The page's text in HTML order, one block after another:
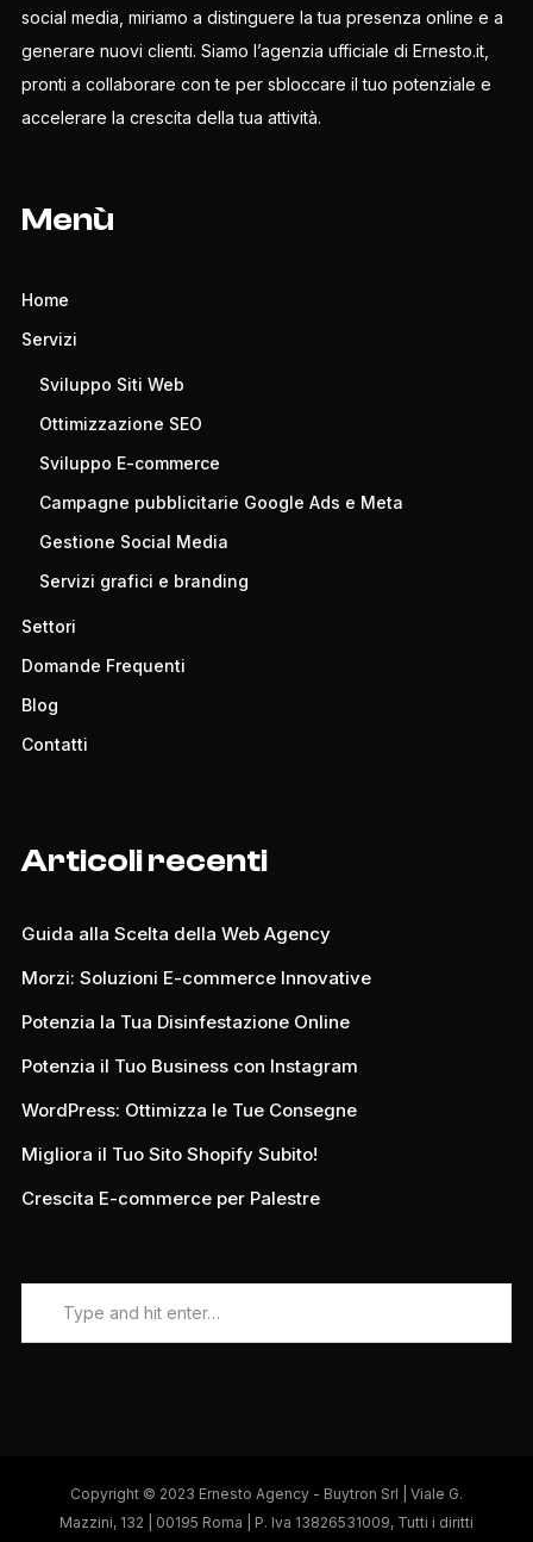
social media, miriamo a distinguere la tua presenza online e a
generare nuovi clienti. Siamo l’agenzia ufficiale di Ernesto.it,
pronti a collaborare con te per sbloccare il tuo potenziale e
accelerare la crescita della tua attività.
Menù
Home
Servizi
Sviluppo Siti Web
Ottimizzazione SEO
Sviluppo E-commerce
Campagne pubblicitarie Google Ads e Meta
Gestione Social Media
Servizi grafici e branding
Settori
Domande Frequenti
Blog
Contatti
Articoli recenti
Guida alla Scelta della Web Agency
Morzi: Soluzioni E-commerce Innovative
Potenzia la Tua Disinfestazione Online
Potenzia il Tuo Business con Instagram
WordPress: Ottimizza le Tue Consegne
Migliora il Tuo Sito Shopify Subito!
Crescita E-commerce per Palestre
Copyright © 2023 Ernesto Agency - Buytron Srl | Viale G.
Mazzini, 132 | 00195 Roma | P. Iva 13826531009, Tutti i diritti